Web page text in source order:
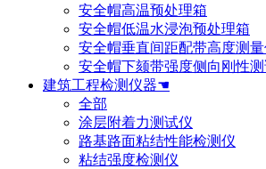
安全帽高温预处理箱
安全帽低温水浸泡预处理箱
安全帽垂直间距配带高度测量
安全帽下颏带强度侧向刚性
建筑工程检测仪器☚
全部
涂层附着力测试仪
路基路面粘结性能检测仪
粘结强度检测仪